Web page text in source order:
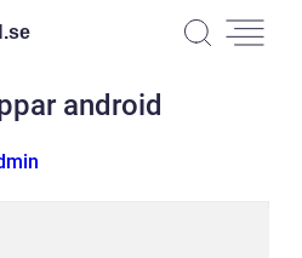
se
android